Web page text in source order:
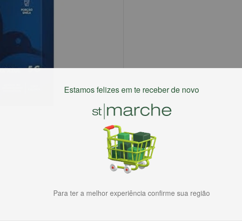
Estamos felizes em te receber de novo
Para ter a melhor experiência confirme sua região